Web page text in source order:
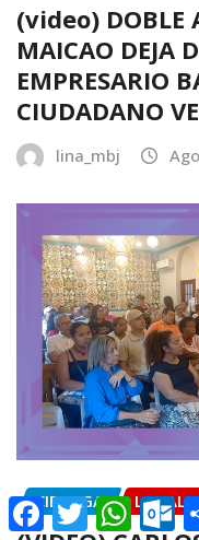
(video) DOBLE
MAICAO DEJA
EMPRESARIO
CIUDADANO
lina_mbj
CIENAGA
Facebook
Twitter